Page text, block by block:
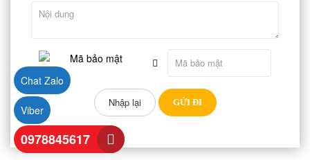
Viber
Chat Zalo
0978845617